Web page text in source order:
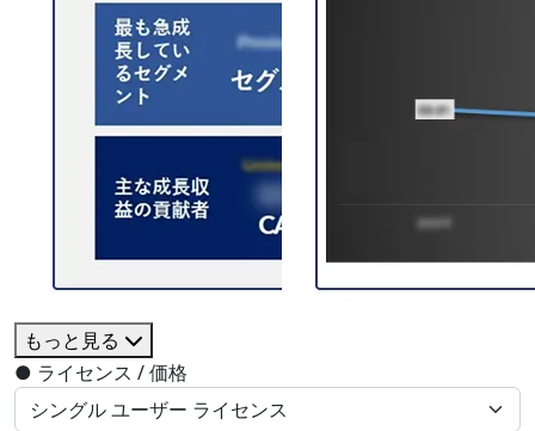
もっと見る
● ライセンス / 価格